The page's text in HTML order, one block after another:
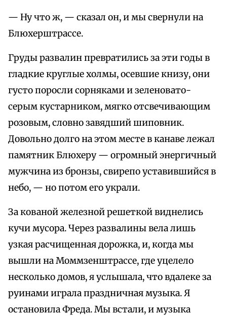
— Ну что ж, — сказал он, и мы свернули на
Блюхерштрассе.
Груды развалин превратились за эти годы в
гладкие круглые холмы, осевшие книзу, они
густо поросли сорняками и зеленовато-
серым кустарником, мягко отсвечивающим
розовым, словно завядший шиповник.
Довольно долго на этом месте в канаве лежал
памятник Блюхеру — огромный энергичный
мужчина из бронзы, свирепо уставившийся в
небо, — но потом его украли.
За кованой железной решеткой виднелись
кучи мусора. Через развалины вела лишь
узкая расчищенная дорожка, и, когда мы
вышли на Моммзенштрассе, где уцелело
несколько домов, я услышала, что вдалеке за
руинами играла праздничная музыка. Я
остановила Фреда. Мы встали, и музыка